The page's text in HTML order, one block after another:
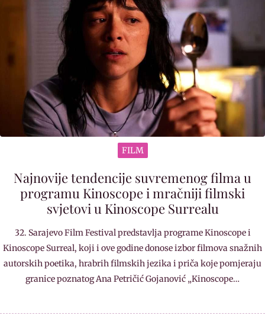
FILM
Najnovije tendencije suvremenog filma u
programu Kinoscope i mračniji filmski
svjetovi u Kinoscope Surrealu
32. Sarajevo Film Festival predstavlja programe Kinoscope i
Kinoscope Surreal, koji i ove godine donose izbor filmova snažnih
autorskih poetika, hrabrih filmskih jezika i priča koje pomjeraju
granice poznatog Ana Petričić Gojanović „Kinoscope…